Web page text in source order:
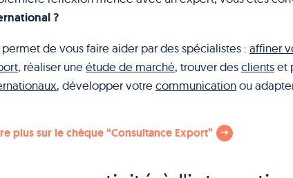
?
de vous faire aider par des spécialistes : affiner
, réaliser une étude de marché, trouver desclientset
, développer votre communicationou
plus sur le chèque “Consultance Export”